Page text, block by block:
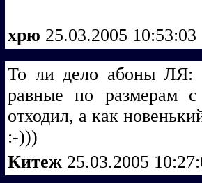
хрю 25.03.2005 10:53:03
То ли дело абоны ЛЯ:
равные по размерам
отходил, а как
:-)))
Китеж 25.03.2005